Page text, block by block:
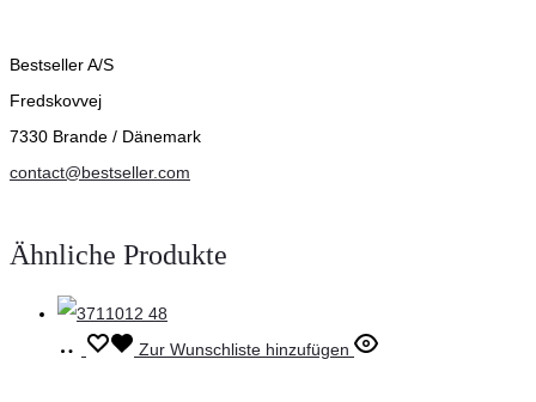
Bestseller A/S
Fredskovvej
7330 Brande / Dänemark
contact@bestseller.com
Ähnliche Produkte
In
Zur Wunschliste hinzufügen